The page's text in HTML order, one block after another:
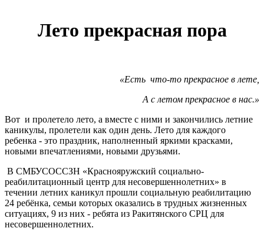
Лето прекрасная пора
«Есть что-то прекрасное в лете,
А с летом прекрасное в нас.»
Вот и пролетело лето, а вместе с ними и закончились летние
каникулы, пролетели как один день. Лето для каждого
ребенка - это праздник, наполненный яркими красками,
новыми впечатлениями, новыми друзьями.
В СМБУСОССЗН «Краснояружский социально-
реабилитационный центр для несовершеннолетних» в
течении летних каникул прошли социальную реабилитацию
24 ребёнка, семьи которых оказались в трудных жизненных
ситуациях, 9 из них - ребята из Ракитянского СРЦ для
несовершеннолетних.